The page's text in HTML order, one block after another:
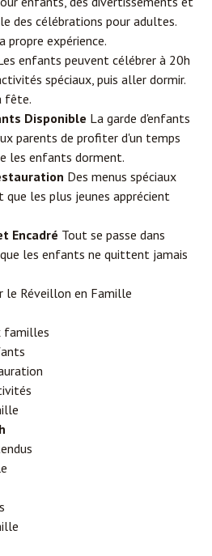
des célébrations pour adultes.
propre expérience.
enfants peuvent célébrer à 20h
spéciaux, puis aller dormir.
fête.
Disponible La garde d'enfants
parents de profiter d'un temps
les enfants dorment.
Des menus spéciaux
les plus jeunes apprécient
Encadré Tout se passe dans
les enfants ne quittent jamais
le Réveillon en Famille
familles